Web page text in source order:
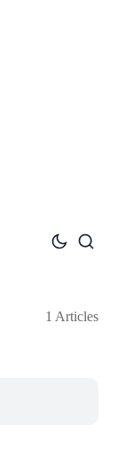
1 Articles